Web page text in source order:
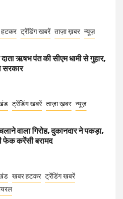
ट्रेंडिंग खबरें ताज़ा ख़बर न्यूज़
ऋषभ पंत की सीएम धामी से गुहार,
सरकार
ट्रेंडिंग खबरें ताज़ा ख़बर न्यूज़
वाला गिरोह, दुकानदार ने पकड़ा,
फेक करेंसी बरामद
खबर हटकर ट्रेंडिंग खबरें